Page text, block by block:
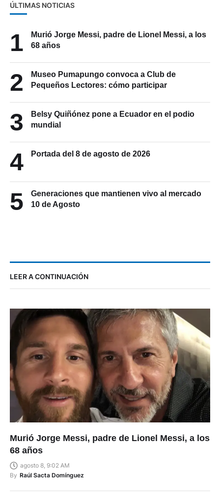
ÚLTIMAS NOTICIAS
1
Murió Jorge Messi, padre de Lionel Messi, a los
68 años
2
Museo Pumapungo convoca a Club de
Pequeños Lectores: cómo participar
3
Belsy Quiñónez pone a Ecuador en el podio
mundial
4 Portada del 8 de agosto de 2026
5
Generaciones que mantienen vivo al mercado
10 de Agosto
LEER A CONTINUACIÓN
Murió Jorge Messi, padre de Lionel Messi, a los
68 años
agosto 8, 9:02 AM
By Raúl Sacta Domínguez